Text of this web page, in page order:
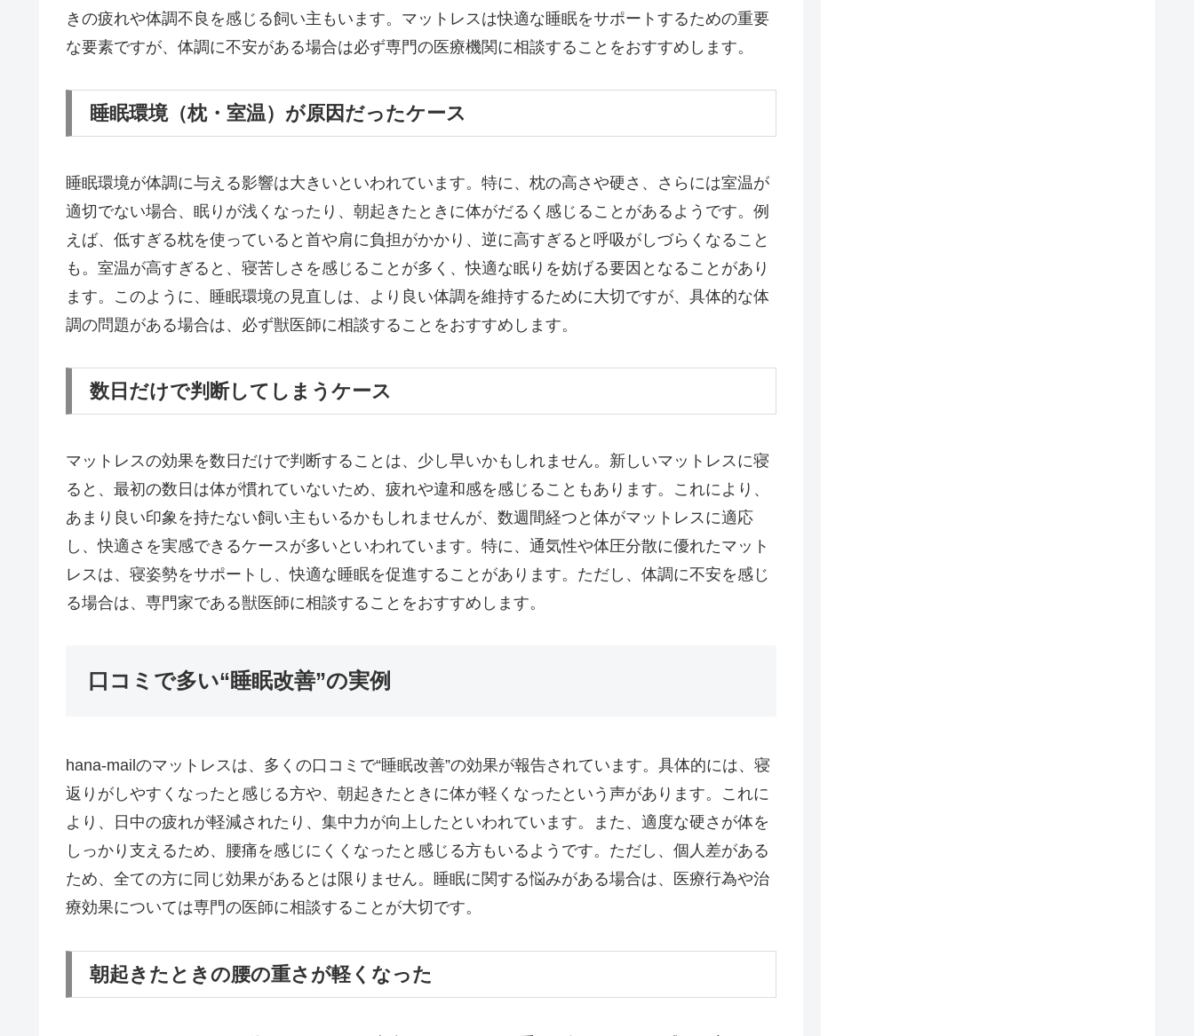
きの疲れや体調不良を感じる飼い主もいます。マットレスは快適な睡眠をサポートするための重要
な要素ですが、体調に不安がある場合は必ず専門の医療機関に相談することをおすすめします。
睡眠環境（枕・室温）が原因だったケース
睡眠環境が体調に与える影響は大きいといわれています。特に、枕の高さや硬さ、さらには室温が
適切でない場合、眠りが浅くなったり、朝起きたときに体がだるく感じることがあるようです。例
えば、低すぎる枕を使っていると首や肩に負担がかかり、逆に高すぎると呼吸がしづらくなること
も。室温が高すぎると、寝苦しさを感じることが多く、快適な眠りを妨げる要因となることがあり
ます。このように、睡眠環境の見直しは、より良い体調を維持するために大切ですが、具体的な体
調の問題がある場合は、必ず獣医師に相談することをおすすめします。
数日だけで判断してしまうケース
マットレスの効果を数日だけで判断することは、少し早いかもしれません。新しいマットレスに寝
ると、最初の数日は体が慣れていないため、疲れや違和感を感じることもあります。これにより、
あまり良い印象を持たない飼い主もいるかもしれませんが、数週間経つと体がマットレスに適応
し、快適さを実感できるケースが多いといわれています。特に、通気性や体圧分散に優れたマット
レスは、寝姿勢をサポートし、快適な睡眠を促進することがあります。ただし、体調に不安を感じ
る場合は、専門家である獣医師に相談することをおすすめします。
口コミで多い“睡眠改善”の実例
hana-mailのマットレスは、多くの口コミで“睡眠改善”の効果が報告されています。具体的には、寝
返りがしやすくなったと感じる方や、朝起きたときに体が軽くなったという声があります。これに
より、日中の疲れが軽減されたり、集中力が向上したといわれています。また、適度な硬さが体を
しっかり支えるため、腰痛を感じにくくなったと感じる方もいるようです。ただし、個人差がある
ため、全ての方に同じ効果があるとは限りません。睡眠に関する悩みがある場合は、医療行為や治
療効果については専門の医師に相談することが大切です。
朝起きたときの腰の重さが軽くなった